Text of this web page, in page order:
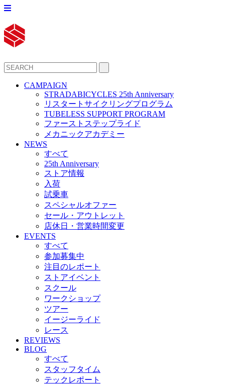
CAMPAIGN
STRADABICYCLES 25th Anniversary
リスタートサイクリングプログラム
TUBELESS SUPPORT PROGRAM
ファーストステップライド
メカニックアカデミー
NEWS
すべて
25th Anniversary
ストア情報
入荷
試乗車
スペシャルオファー
セール・アウトレット
店休日・営業時間変更
EVENTS
すべて
参加募集中
注目のレポート
ストアイベント
スクール
ワークショップ
ツアー
イージーライド
レース
REVIEWS
BLOG
すべて
スタッフタイム
テックレポート